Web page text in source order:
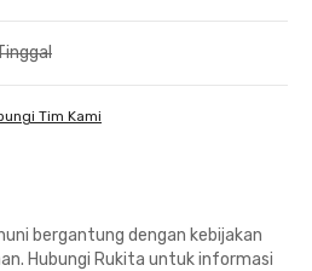
Tim Kami
bergantung dengan kebijakan
Hubungi Rukita untuk informasi